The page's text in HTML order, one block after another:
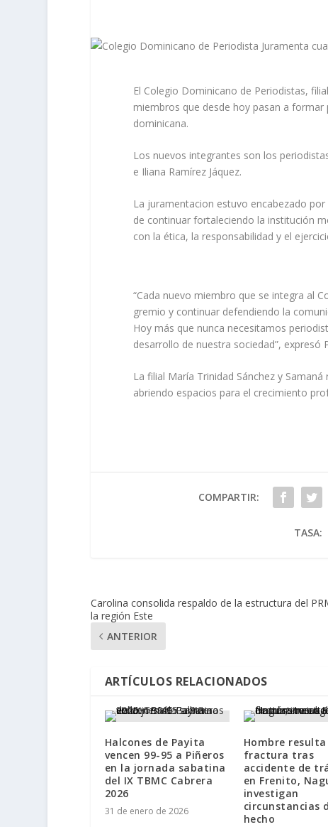
El Colegio Dominicano de Periodistas,
miembros que desde hoy pasan a
dominicana.
Los nuevos integrantes son los
e Iliana Ramírez Jáquez.
La juramentacion estuvo encabezado
de continuar fortaleciendo la institución
con la ética, la responsabilidad y el
“Cada nuevo miembro que se integra al
gremio y continuar defendiendo la
Hoy más que nunca necesitamos
desarrollo de nuestra sociedad”, expresó
La filial María Trinidad Sánchez y
abriendo espacios para el crecimiento
COMPARTIR:
TASA:
Carolina consolida respaldo de la estructura del
la región Este
ANTERIOR
ARTÍCULOS RELACIONADOS
Halcones de Payita
vencen 99-95 a Piñeros
en la jornada sabatina
del IX TBMC Cabrera
2026
31 de enero de 2026
Hombre resulta
fractura tras
accidente de
en Frenito,
investigan
circunstancias
hecho